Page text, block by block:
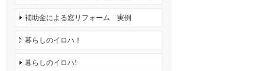
補助金による窓リフォーム 実例
暮らしのイロハ！
暮らしのイロハ!